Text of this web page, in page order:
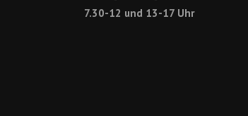
7.30-12 und 13-17 Uhr